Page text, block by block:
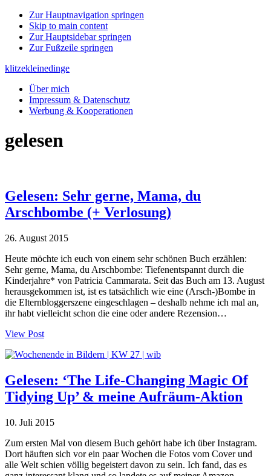
Zur Hauptnavigation springen
Skip to main content
Zur Hauptsidebar springen
Zur Fußzeile springen
klitzekleinedinge
Über mich
Impressum & Datenschutz
Werbung & Kooperationen
gelesen
Gelesen: Sehr gerne, Mama, du
Arschbombe (+ Verlosung)
26. August 2015
Heute möchte ich euch von einem sehr schönen Buch erzählen:
Sehr gerne, Mama, du Arschbombe: Tiefenentspannt durch die
Kinderjahre* von Patricia Cammarata. Seit das Buch am 13. August
herausgekommen ist, ist es tatsächlich wie eine (Arsch-)Bombe in
die Elternbloggerszene eingeschlagen – deshalb nehme ich mal an,
ihr habt vielleicht schon die eine oder andere Rezension…
View Post
Gelesen: ‘The Life-Changing Magic Of
Tidying Up’ & meine Aufräum-Aktion
10. Juli 2015
Zum ersten Mal von diesem Buch gehört habe ich über Instagram.
Dort häuften sich vor ein paar Wochen die Fotos vom Cover und
alle Welt schien völlig begeistert davon zu sein. Ich fand, das es